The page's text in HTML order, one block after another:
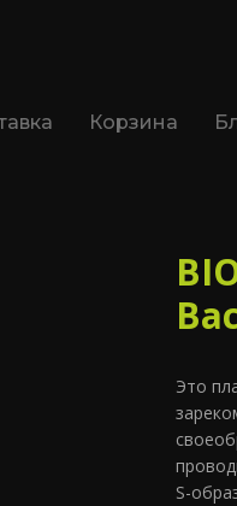
Корзина
Это
S-